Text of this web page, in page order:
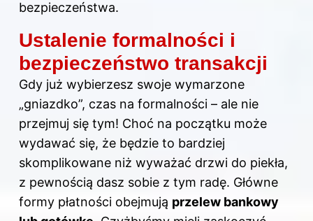
bezpieczeństwa.
Ustalenie formalności i
bezpieczeństwo transakcji
Gdy już wybierzesz swoje wymarzone
„gniazdko”, czas na formalności – ale nie
przejmuj się tym! Choć na początku może
wydawać się, że będzie to bardziej
skomplikowane niż wyważać drzwi do piekła,
z pewnością dasz sobie z tym radę. Główne
formy płatności obejmują przelew bankowy